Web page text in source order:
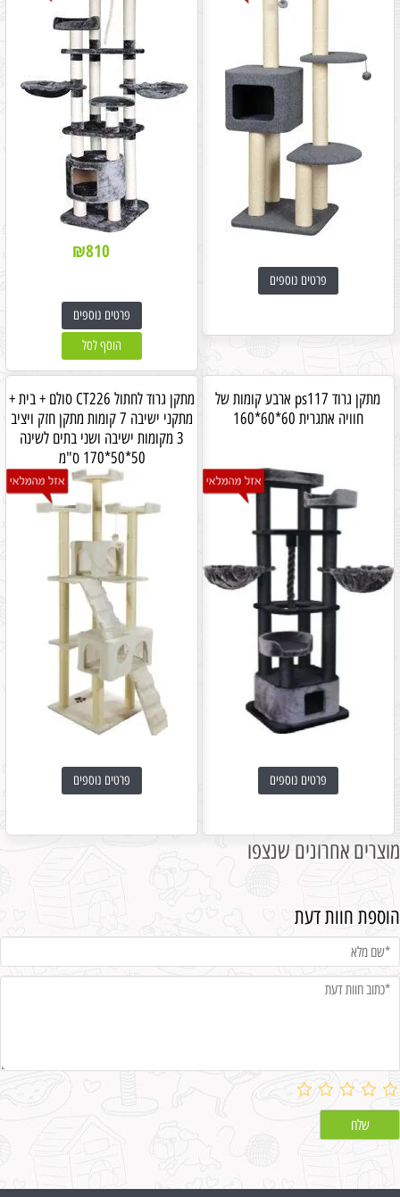
פרטים נוספים
₪810
פרטים נוספים
הוסף לסל
מתקן גרוד ps117 ארבע קומות של
חוויה אתגרית 60*60*160
פרטים נוספים
מתקן גרוד לחתול CT226 סולם + בית +
מתקני ישיבה 7 קומות מתקן חזק ויציב
3 מקומות ישיבה ושני בתים לשינה
50*50*170 ס"מ
פרטים נוספים
מוצרים אחרונים שנצפו
הוספת חוות דעת